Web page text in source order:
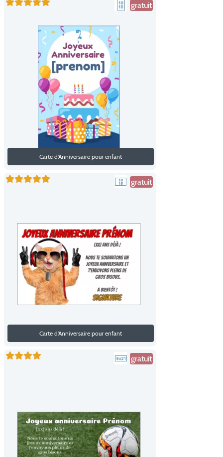
gratuit
Carte d'Anniversaire pour enfant
gratuit
Carte d'Anniversaire pour enfant
gratuit